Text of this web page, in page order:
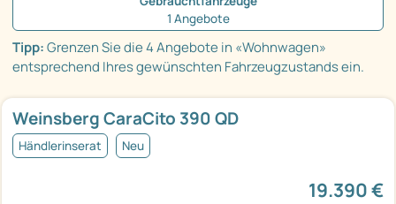
1 Angebote
Tipp:Grenzen Sie die 4 Angebote in «Wohnwagen»
entsprechend Ihres gewünschten Fahrzeugzustands ein.
Weinsberg CaraCito 390 QD
Händlerinserat Neu
19.390 €